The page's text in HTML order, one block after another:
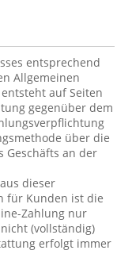
entsprechend
Allgemeinen
auf Seiten
gegenüber dem
über die
Geschäfts an der
dieser
für Kunden ist die
Zahlung nur
(vollständig)
erfolgt immer